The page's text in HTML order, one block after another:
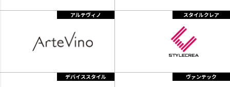
アルテヴィノ スタイルクレア
デバイススタイル ヴァンテック